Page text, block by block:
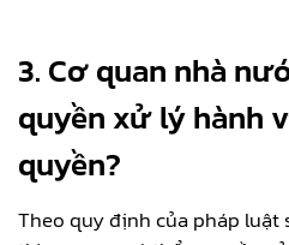
3. Cơ quan nhà
quyền xử lý hành
quyền?
Theo quy định của pháp